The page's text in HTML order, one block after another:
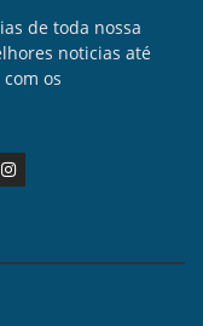
de toda nossa
noticias até
os